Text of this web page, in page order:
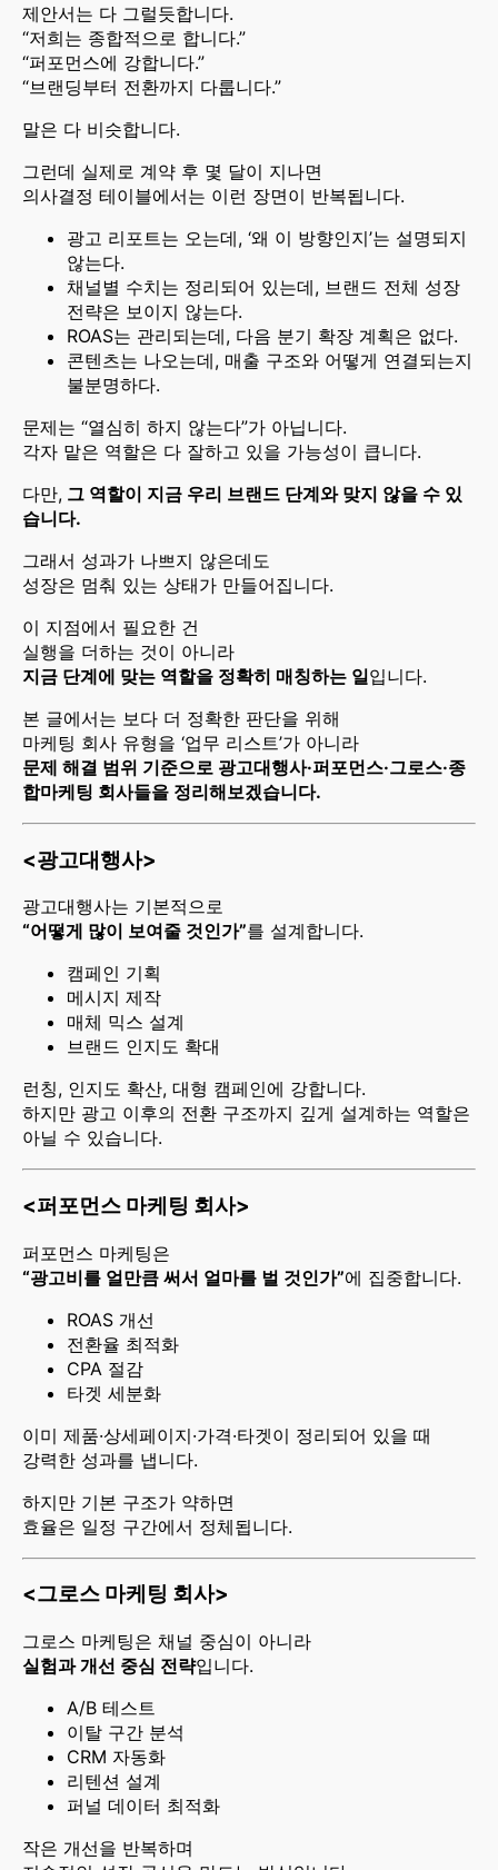
제안서는 다 그럴듯합니다.
“저희는 종합적으로 합니다.”
“퍼포먼스에 강합니다.”
“브랜딩부터 전환까지 다룹니다.”
말은 다 비슷합니다.
그런데 실제로 계약 후 몇 달이 지나면
의사결정 테이블에서는 이런 장면이 반복됩니다.
광고 리포트는 오는데, ‘왜 이 방향인지’는 설명되지
않는다.
채널별 수치는 정리되어 있는데, 브랜드 전체 성장
전략은 보이지 않는다.
ROAS는 관리되는데, 다음 분기 확장 계획은 없다.
콘텐츠는 나오는데, 매출 구조와 어떻게 연결되는지
불분명하다.
문제는 “열심히 하지 않는다”가 아닙니다.
각자 맡은 역할은 다 잘하고 있을 가능성이 큽니다.
다만, 그 역할이 지금 우리 브랜드 단계와 맞지 않을 수 있
습니다.
그래서 성과가 나쁘지 않은데도
성장은 멈춰 있는 상태가 만들어집니다.
이 지점에서 필요한 건
실행을 더하는 것이 아니라
지금 단계에 맞는 역할을 정확히 매칭하는 일입니다.
본 글에서는 보다 더 정확한 판단을 위해
마케팅 회사 유형을 ‘업무 리스트’가 아니라
문제 해결 범위 기준으로 광고대행사·퍼포먼스·그로스·종
합마케팅 회사들을 정리해보겠습니다.
<광고대행사>
광고대행사는 기본적으로
“어떻게 많이 보여줄 것인가”를 설계합니다.
캠페인 기획
메시지 제작
매체 믹스 설계
브랜드 인지도 확대
런칭, 인지도 확산, 대형 캠페인에 강합니다.
하지만 광고 이후의 전환 구조까지 깊게 설계하는 역할은
아닐 수 있습니다.
<퍼포먼스 마케팅 회사>
퍼포먼스 마케팅은
“광고비를 얼만큼 써서 얼마를 벌 것인가”에 집중합니다.
ROAS 개선
전환율 최적화
CPA 절감
타겟 세분화
이미 제품·상세페이지·가격·타겟이 정리되어 있을 때
강력한 성과를 냅니다.
하지만 기본 구조가 약하면
효율은 일정 구간에서 정체됩니다.
<그로스 마케팅 회사>
그로스 마케팅은 채널 중심이 아니라
실험과 개선 중심 전략입니다.
A/B 테스트
이탈 구간 분석
CRM 자동화
리텐션 설계
퍼널 데이터 최적화
작은 개선을 반복하며